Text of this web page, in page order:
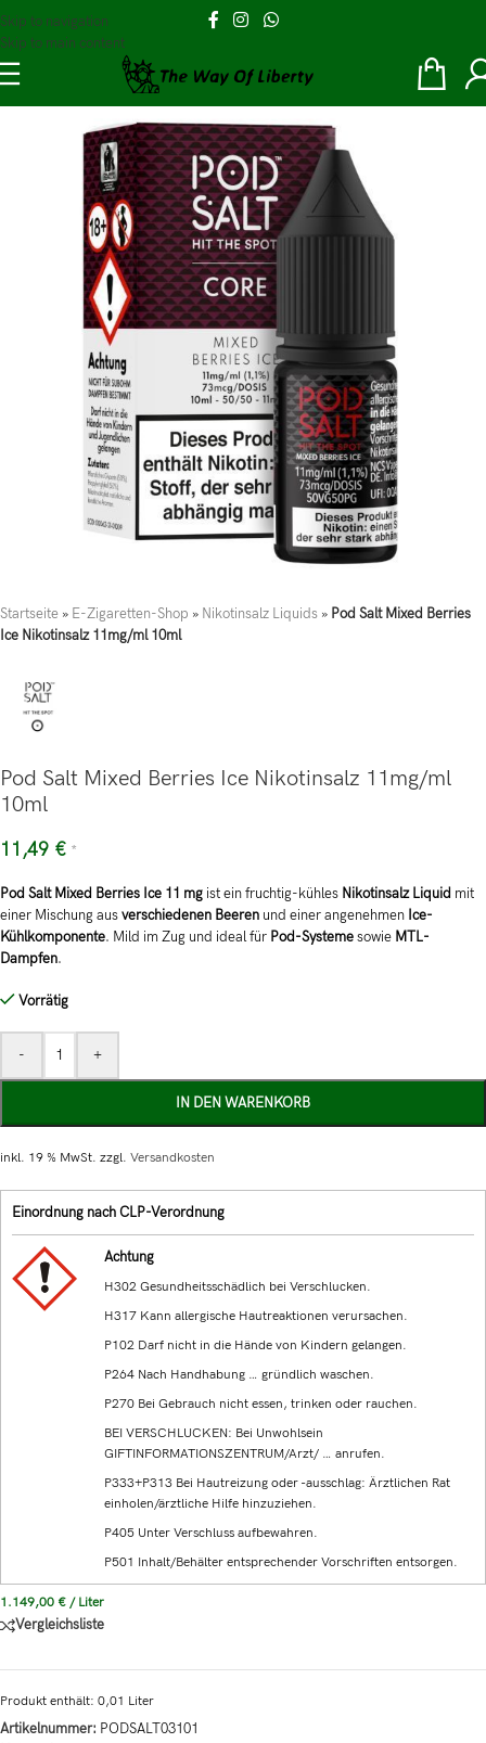
Skip to navigation
Skip to main content
Startseite » E-Zigaretten-Shop » Nikotinsalz Liquids » Pod Salt Mixed Berries
Ice Nikotinsalz 11mg/ml 10ml
Pod Salt Mixed Berries Ice Nikotinsalz 11mg/ml
10ml
11,49 € *
Pod Salt Mixed Berries Ice 11 mg ist ein fruchtig-kühles Nikotinsalz Liquid mit
einer Mischung ausverschiedenen Beeren und einer angenehmen Ice-
Kühlkomponente. Mild im Zug und ideal für Pod-Systemesowie MTL-
Dampfen.
Vorrätig
- +
IN DEN WARENKORB
inkl. 19 % MwSt. zzgl. Versandkosten
Einordnung nach CLP-Verordnung
Achtung
H302 Gesundheitsschädlich bei Verschlucken.
H317 Kann allergische Hautreaktionen verursachen.
P102 Darf nicht in die Hände von Kindern gelangen.
P264 Nach Handhabung … gründlich waschen.
P270 Bei Gebrauch nicht essen, trinken oder rauchen.
BEI VERSCHLUCKEN: Bei Unwohlsein
GIFTINFORMATIONSZENTRUM/Arzt/ … anrufen.
P333+P313 Bei Hautreizung oder -ausschlag: Ärztlichen Rat
einholen/ärztliche Hilfe hinzuziehen.
P405 Unter Verschluss aufbewahren.
P501 Inhalt/Behälter entsprechender Vorschriften entsorgen.
1.149,00 € / Liter
Vergleichsliste
Produkt enthält: 0,01 Liter
Artikelnummer: PODSALT03101